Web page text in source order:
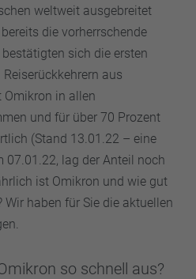
weltweit ausgebreitet
die vorherrschende
sich die ersten
aus
Omikron in allen
und für über 70 Prozent
(Stand 13.01.22 – eine
07.01.22, lag der Anteil noch
ist Omikron und wie gut
haben für Sie die aktuellen
so schnell aus?